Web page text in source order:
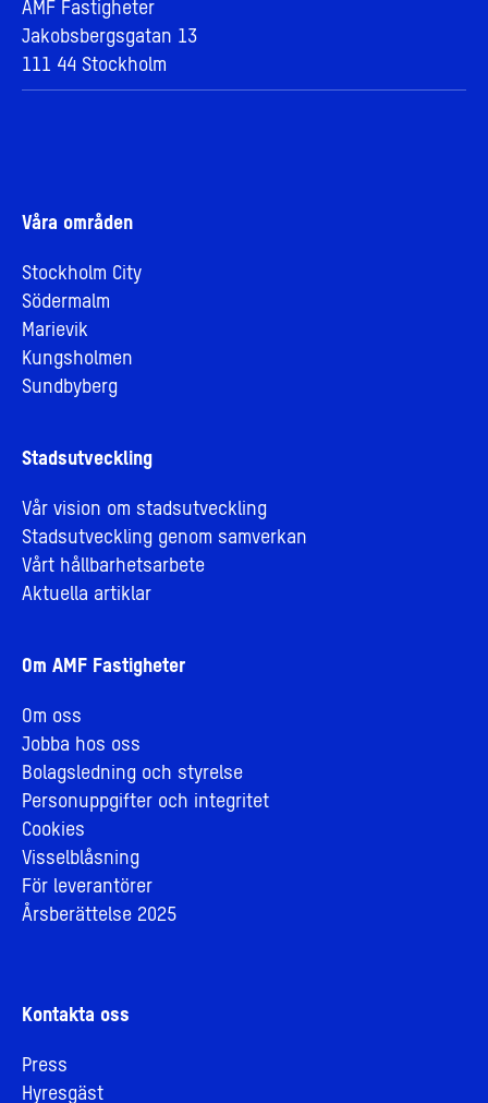
AMF Fastigheter
Jakobsbergsgatan 13
111 44 Stockholm
Våra områden
Stockholm City
Södermalm
Marievik
Kungsholmen
Sundbyberg
Stadsutveckling
Vår vision om stadsutveckling
Stadsutveckling genom samverkan
Vårt hållbarhetsarbete
Aktuella artiklar
Om AMF Fastigheter
Om oss
Jobba hos oss
Bolagsledning och styrelse
Personuppgifter och integritet
Cookies
Visselblåsning
För leverantörer
Årsberättelse 2025
Kontakta oss
Press
Hyresgäst